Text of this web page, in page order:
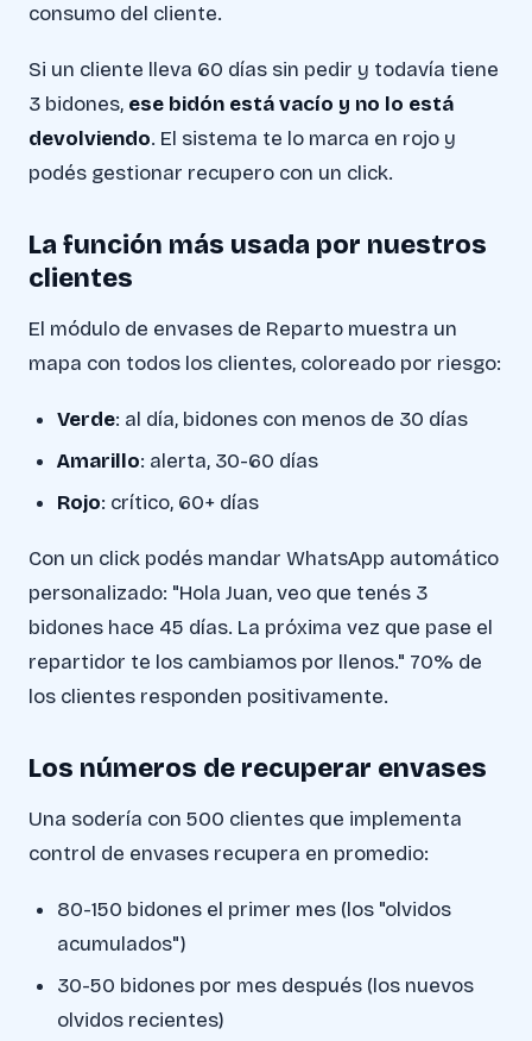
consumo del cliente.
Si un cliente lleva 60 días sin pedir y todavía tiene
3 bidones, ese bidón está vacío y no lo está
devolviendo. El sistema te lo marca en rojo y
podés gestionar recupero con un click.
La función más usada por nuestros
clientes
El módulo de envases de Reparto muestra un
mapa con todos los clientes, coloreado por riesgo:
Verde: al día, bidones con menos de 30 días
Amarillo: alerta, 30-60 días
Rojo: crítico, 60+ días
Con un click podés mandar WhatsApp automático
personalizado: "Hola Juan, veo que tenés 3
bidones hace 45 días. La próxima vez que pase el
repartidor te los cambiamos por llenos." 70% de
los clientes responden positivamente.
Los números de recuperar envases
Una sodería con 500 clientes que implementa
control de envases recupera en promedio:
80-150 bidones el primer mes (los "olvidos
acumulados")
30-50 bidones por mes después (los nuevos
olvidos recientes)